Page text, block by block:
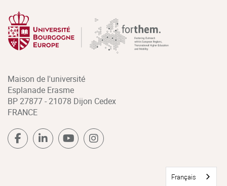
Maison de l'université
Esplanade Erasme
BP 27877 - 21078 Dijon Cedex
FRANCE
Français